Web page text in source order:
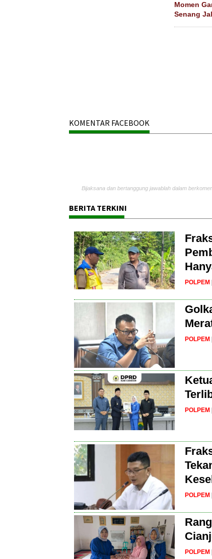
Momen
Senang
KOMENTAR FACEBOOK
Bijaksana dan bertanggung jawablah dalam
BERITA TERKINI
POLPEM
POLPEM
POLPEM
POLPEM
POLPEM